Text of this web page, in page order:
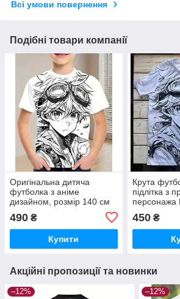
Всі умови повернення
Подібні товари компанії
Оригінальна дитяча
футболка з аніме
дизайном, розмір 140 см
490 ₴
Купити
Крута
підлітка з
персонажа
450₴
Акційні пропозиції та новинки
–12% –12%